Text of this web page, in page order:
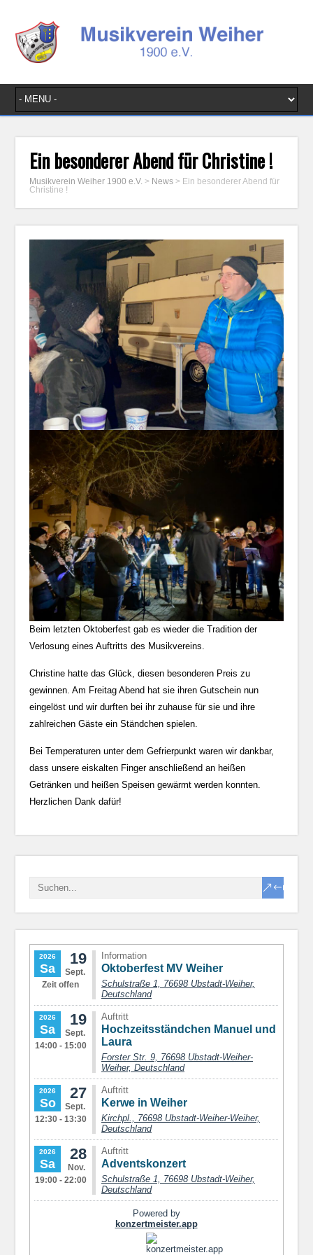
Ein besonderer Abend für Christine !
Musikverein Weiher 1900 e.V. > News > Ein besonderer Abend für
Christine !
Beim letzten Oktoberfest gab es wieder die Tradition der
Verlosung eines Auftritts des Musikvereins.
Christine hatte das Glück, diesen besonderen Preis zu
gewinnen. Am Freitag Abend hat sie ihren Gutschein nun
eingelöst und wir durften bei ihr zuhause für sie und ihre
zahlreichen Gäste ein Ständchen spielen.
Bei Temperaturen unter dem Gefrierpunkt waren wir dankbar,
dass unsere eiskalten Finger anschließend an heißen
Getränken und heißen Speisen gewärmt werden konnten.
Herzlichen Dank dafür!